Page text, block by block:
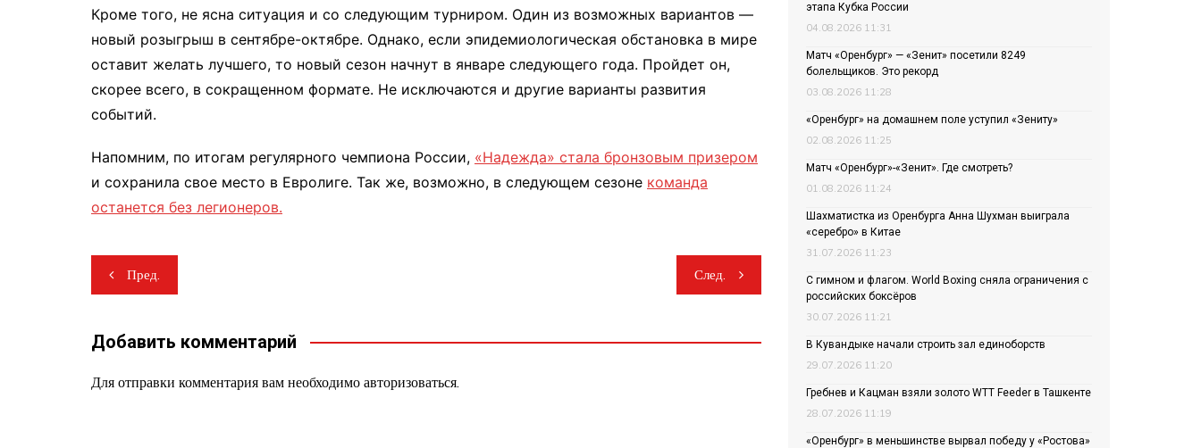
Хоккей с мячом
Автоспорт
Остальное
Кроме того, не ясна ситуация и со следующим турниром. Один из возможных вариантов —
новый розыгрыш в сентябре-октябре. Однако, если эпидемиологическая обстановка в мире
оставит желать лучшего, то новый сезон начнут в январе следующего года. Пройдет он,
скорее всего, в сокращенном формате. Не исключаются и другие варианты развития
событий.
Напомним, по итогам регулярного чемпиона России, «Надежда» стала бронзовым призером
и сохранила свое место в Евролиге. Так же, возможно, в следующем сезоне команда
останется без легионеров.
Навигация
по
записям
Пред. След.
Добавить комментарий
Для отправки комментария вам необходимо авторизоваться.
этапа Кубка России
04.08.2026 11:31
Матч «Оренбург» — «Зенит» посетили 8249
болельщиков. Это рекорд
03.08.2026 11:28
«Оренбург» на домашнем поле уступил «Зениту»
02.08.2026 11:25
Матч «Оренбург»-«Зенит». Где смотреть?
01.08.2026 11:24
Шахматистка из Оренбурга Анна Шухман выиграла
«серебро» в Китае
31.07.2026 11:23
С гимном и флагом. World Boxing сняла ограничения с
российских боксёров
30.07.2026 11:21
В Кувандыке начали строить зал единоборств
29.07.2026 11:20
Гребнев и Кацман взяли золото WTT Feeder в Ташкенте
28.07.2026 11:19
«Оренбург» в меньшинстве вырвал победу у «Ростова»